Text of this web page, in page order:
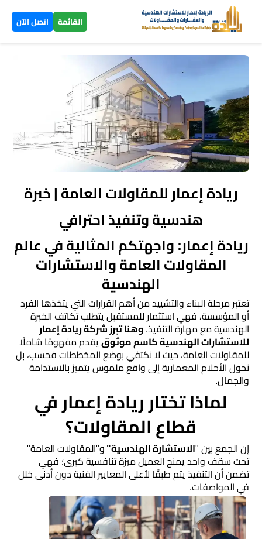
القائمة اتصل الآن ×
الرئيسية
تصاميم
ومخططات▼
بناء
عظم
مفتاح
عامة
تشطيب
وترميم
مباني
هندسي
استشارات
هندسية
خدمة
رفع
مساحي
ريادة إعمار للمقاولات العامة | خبرة
هندسية وتنفيذ احترافي
ريادة إعمار: واجهتكم المثالية في عالم
المقاولات العامة والاستشارات
الهندسية
​تعتبر مرحلة البناء والتشييد من أهم القرارات التي يتخذها الفرد
أو المؤسسة، فهي استثمار للمستقبل يتطلب تكاتف الخبرة
الهندسية مع مهارة التنفيذ.وهنا تبرز شركة ريادة إعمار
للاستشارات الهندسية كاسم موثوقيقدم مفهومًا شاملًا
للمقاولات العامة، حيث لا نكتفي بوضع المخططات فحسب، بل
نحول الأحلام المعمارية إلى واقع ملموس يتميز بالاستدامة
والجمال.
​لماذا تختار ريادة إعمار في
قطاع المقاولات؟
​إن الجمع بين "الاستشارة الهندسية"و"المقاولات العامة"
تحت سقف واحد يمنح العميل ميزة تنافسية كبرى؛ فهي
تضمن أن التنفيذ يتم طبقًا لأعلى المعايير الفنية دون أدنى خلل
في المواصفات.